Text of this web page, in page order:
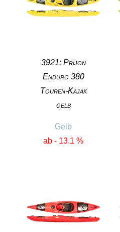
3921: Prijon
Enduro 380
Touren-Kajak
gelb
Gelb
ab - 13.1 %